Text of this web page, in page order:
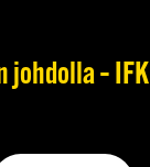
johdolla – IFK